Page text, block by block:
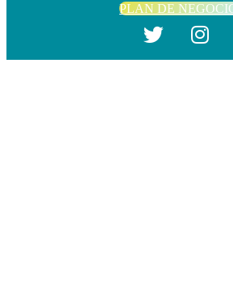
PLAN DE